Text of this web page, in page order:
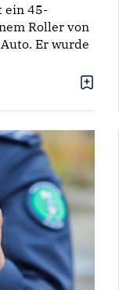
ein 45-
Roller von
Er wurde